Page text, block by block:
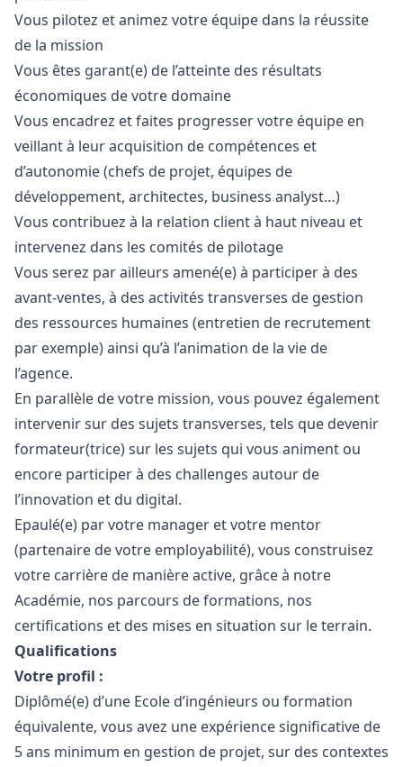
Vous pilotez et animez votre équipe dans la réussite
de la mission
Vous êtes garant(e) de l’atteinte des résultats
économiques de votre domaine
Vous encadrez et faites progresser votre équipe en
veillant à leur acquisition de compétences et
d’autonomie (chefs de projet, équipes de
développement, architectes, business analyst…)
Vous contribuez à la relation client à haut niveau et
intervenez dans les comités de pilotage
Vous serez par ailleurs amené(e) à participer à des
avant-ventes, à des activités transverses de gestion
des ressources humaines (entretien de recrutement
par exemple) ainsi qu’à l’animation de la vie de
l’agence.
En parallèle de votre mission, vous pouvez également
intervenir sur des sujets transverses, tels que devenir
formateur(trice) sur les sujets qui vous animent ou
encore participer à des challenges autour de
l’innovation et du digital.
Epaulé(e) par votre manager et votre mentor
(partenaire de votre employabilité), vous construisez
votre carrière de manière active, grâce à notre
Académie, nos parcours de formations, nos
certifications et des mises en situation sur le terrain.
Qualifications
Votre profil :
Diplômé(e) d’une Ecole d’ingénieurs ou formation
équivalente, vous avez une expérience significative de
5 ans minimum en gestion de projet, sur des contextes